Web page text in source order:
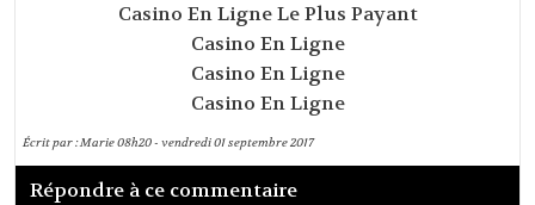
Casino En Ligne Le Plus Payant
Casino En Ligne
Casino En Ligne
Casino En Ligne
Écrit par :Marie08h20-vendredi 01septembre 2017
Répondre à ce commentaire